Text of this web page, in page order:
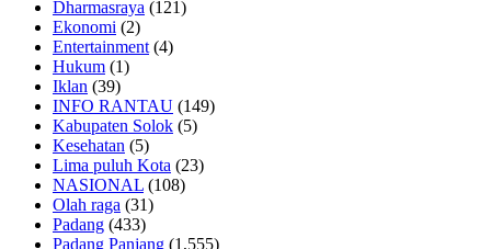
Dharmasraya (121)
Ekonomi (2)
Entertainment (4)
Hukum (1)
Iklan (39)
INFO RANTAU (149)
Kabupaten Solok (5)
Kesehatan (5)
Lima puluh Kota (23)
NASIONAL (108)
Olah raga (31)
Padang (433)
Padang Panjang (1,555)